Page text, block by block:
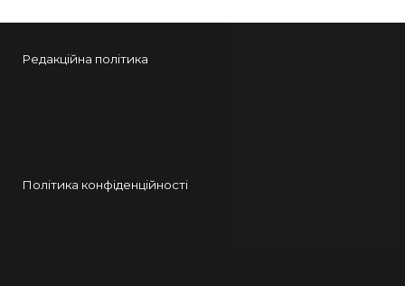
Редакційна політика
Політика конфіденційності